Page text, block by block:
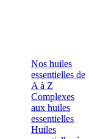
Nos huiles
essentielles de
A à Z
Complexes
aux huiles
essentielles
Huiles